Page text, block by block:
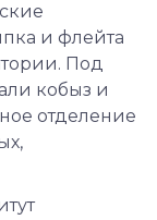
и флейта
Под
кобыз и
отделение